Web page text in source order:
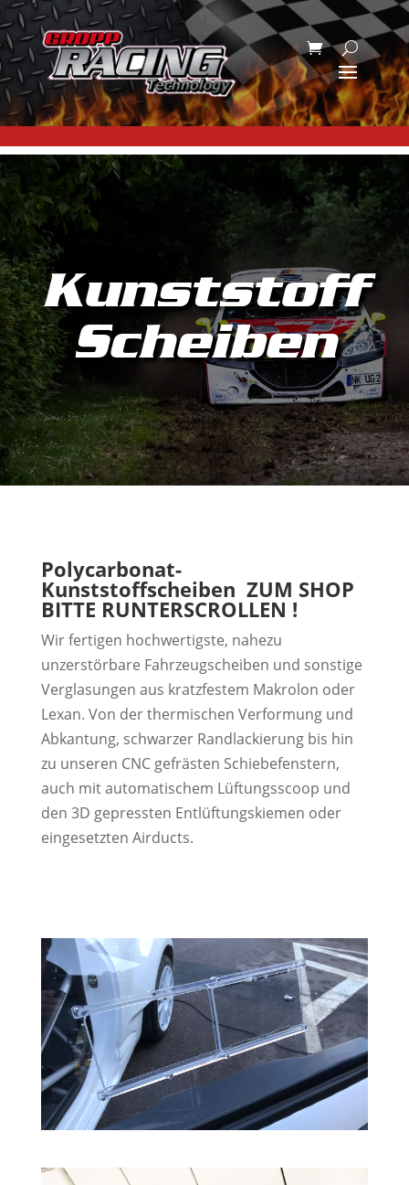
Kunststoff
Scheiben
Polycarbonat-
Kunststoffscheiben ZUM SHOP
BITTE RUNTERSCROLLEN !
Wir fertigen hochwertigste, nahezu
unzerstörbare Fahrzeugscheiben und sonstige
Verglasungen aus kratzfestem Makrolon oder
Lexan. Von der thermischen Verformung und
Abkantung, schwarzer Randlackierung bis hin
zu unseren CNC gefrästen Schiebefenstern,
auch mit automatischem Lüftungsscoop und
den 3D gepressten Entlüftungskiemen oder
eingesetzten Airducts.